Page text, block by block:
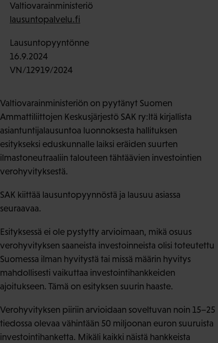
Valtiovarainministeriö
lausuntopalvelu.fi
Lausuntopyyntönne
16.9.2024
VN/12919/2024
Valtiovarainministeriön on pyytänyt Suomen
Ammattiliittojen Keskusjärjestö SAK ry:ltä kirjallista
asiantuntijalausuntoa luonnoksesta hallituksen
esitykseksi eduskunnalle laiksi eräiden suurten
ilmastoneutraaliin talouteen tähtäävien investointien
verohyvityksestä.
SAK kiittää lausuntopyynnöstä ja lausuu asiassa
seuraavaa.
Esityksessä ei ole pystytty arvioimaan, mikä osuus
verohyvityksen saaneista investoinneista olisi toteutettu
Suomessa ilman hyvitystä tai missä määrin hyvitys
mahdollisesti vaikuttaa investointihankkeiden
ajoitukseen. Tämä on esityksen suurin haaste.
Verohyvityksen piiriin arvioidaan soveltuvan noin 15–25
tiedossa olevaa vähintään 50 miljoonan euron suuruista
investointihanketta. Mikäli kaikki näistä hankkeista